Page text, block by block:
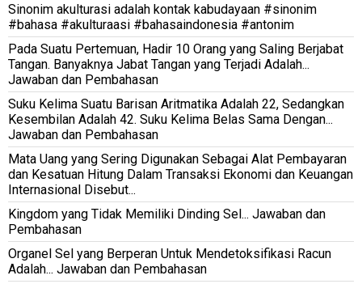
Sinonim akulturasi adalah kontak kabudayaan #sinonim
#bahasa #akulturaasi #bahasaindonesia #antonim
Pada Suatu Pertemuan, Hadir 10 Orang yang Saling Berjabat
Tangan. Banyaknya Jabat Tangan yang Terjadi Adalah...
Jawaban dan Pembahasan
Suku Kelima Suatu Barisan Aritmatika Adalah 22, Sedangkan
Kesembilan Adalah 42. Suku Kelima Belas Sama Dengan...
Jawaban dan Pembahasan
Mata Uang yang Sering Digunakan Sebagai Alat Pembayaran
dan Kesatuan Hitung Dalam Transaksi Ekonomi dan Keuangan
Internasional Disebut...
Kingdom yang Tidak Memiliki Dinding Sel... Jawaban dan
Pembahasan
Organel Sel yang Berperan Untuk Mendetoksifikasi Racun
Adalah... Jawaban dan Pembahasan